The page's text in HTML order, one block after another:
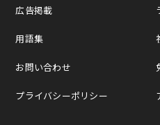
広告掲載
用語集
お問い合わせ
プライバシーポリシー